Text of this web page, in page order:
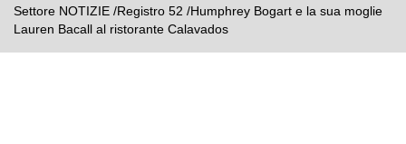
Settore NOTIZIE /Registro 52 /Humphrey Bogart e la sua moglie
Lauren Bacall al ristorante Calavados